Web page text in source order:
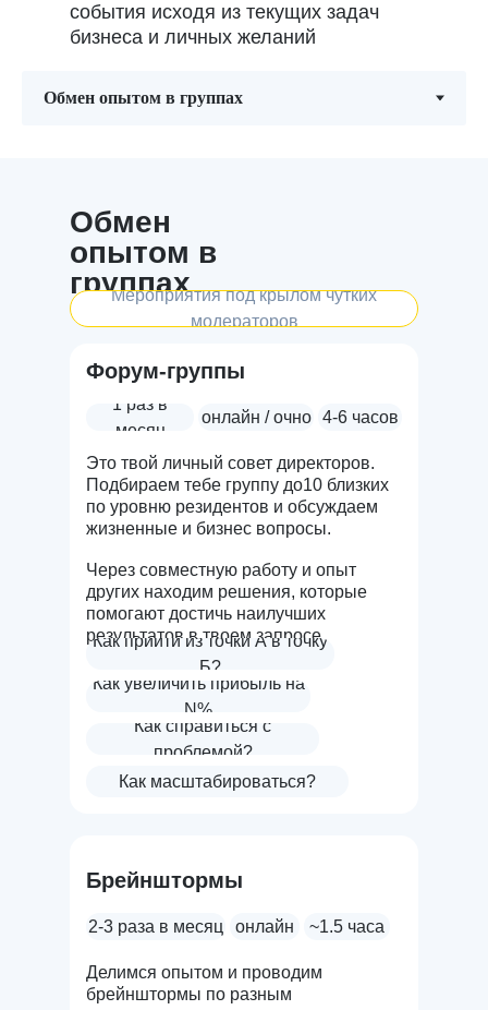
события исходя из текущих задач
бизнеса и личных желаний
Обмен
опытом в
группах
Мероприятия под крылом чутких
модераторов
Форум-группы
Это твой личный совет директоров.
Подбираем тебе группу до10 близких
по уровню резидентов и обсуждаем
жизненные и бизнес вопросы.
Через совместную работу и опыт
других находим решения, которые
помогают достичь наилучших
результатов в твоем запросе.
Как прийти из точки А в точку
Б?
Как увеличить прибыль на
N%
Как справиться с
проблемой?
Как масштабироваться?
1 раз в
месяц
онлайн / очно 4-6 часов
Брейнштормы
Делимся опытом и проводим
брейнштормы по разным
2-3 раза в месяц онлайн ~1.5 часа